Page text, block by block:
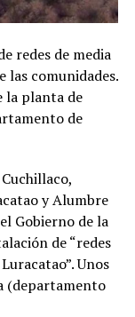
redes de media
las comunidades.
la planta de
de
y Alumbre
Gobierno de la
de “redes
Unos
(departamento